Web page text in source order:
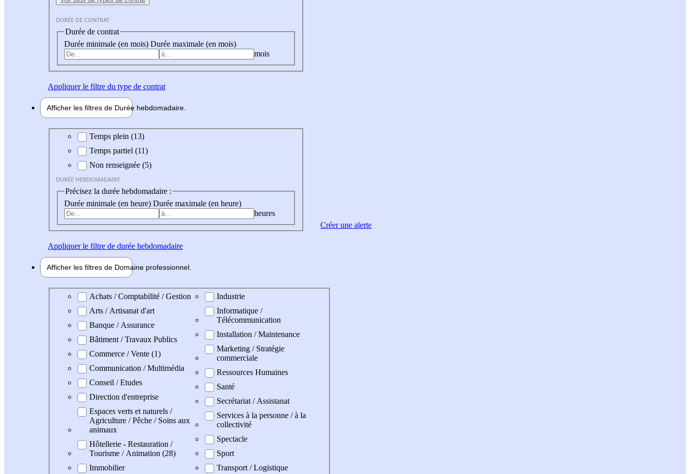
DURÉE DE CONTRAT
Durée de contrat
Durée minimale (en mois) Durée maximale (en mois)
mois
Appliquerle filtre du type de contrat
Afficher les filtres de Durée hebdomadaire
Durée hebdomadaire
Temps plein (13)
Temps partiel (11)
Non renseignée (5)
DURÉE HEBDOMADAIRE
Précisez la durée hebdomadaire :
Durée minimale (en heure) Durée maximale (en heure)
heures
Appliquerle filtre de durée hebdomadaire
Afficher les filtres de Domaine professionnel
Domaine professionel
Achats / Comptabilité / Gestion
Arts / Artisanat d'art
Banque / Assurance
Bâtiment / Travaux Publics
Commerce / Vente (1)
Communication / Multimédia
Conseil / Etudes
Direction d'entreprise
Espaces verts et naturels /
Agriculture / Pêche / Soins aux
animaux
Hôtellerie - Restauration /
Tourisme / Animation (28)
Immobilier
Industrie
Informatique /
Télécommunication
Installation / Maintenance
Marketing / Stratégie
commerciale
Ressources Humaines
Santé
Secrétariat / Assistanat
Services à la personne / à la
collectivité
Spectacle
Sport
Transport / Logistique
Créer une alerte